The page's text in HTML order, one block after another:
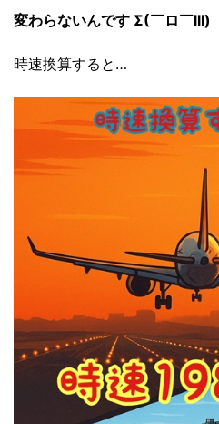
変わらないんです Σ(￣ロ￣lll)
時速換算すると…